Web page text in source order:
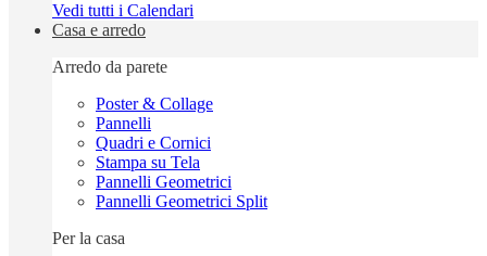
Vedi tutti i Calendari
Casa e arredo
Arredo da parete
Poster & Collage
Pannelli
Quadri e Cornici
Stampa su Tela
Pannelli Geometrici
Pannelli Geometrici Split
Per la casa